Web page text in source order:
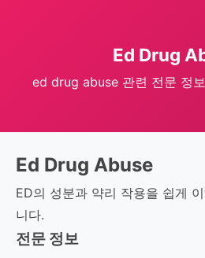
Ed Drug
ed drug abuse 관련 전문 정
Ed Drug Abuse
ED의 성분과 약리 작용을 쉽게
니다.
전문 정보